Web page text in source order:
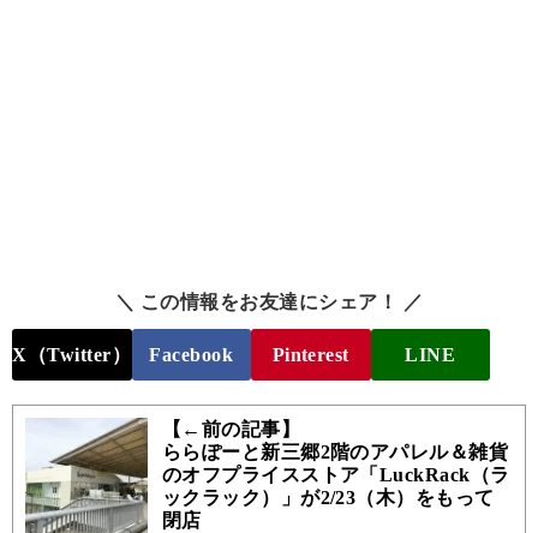
＼ この情報をお友達にシェア！ ／
X（Twitter） Facebook Pinterest LINE
【←前の記事】
ららぽーと新三郷2階のアパレル＆雑貨
のオフプライスストア「LuckRack（ラ
ックラック）」が2/23（木）をもって
閉店